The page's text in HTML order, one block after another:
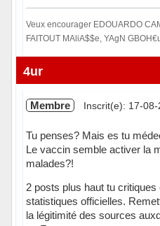
Veux encourager EDOUARDO
FAITOUT MAliA$$e, YAgN
Hors ligne
4ur
Membre Inscrit(e): 17-08-
Tu penses? Mais es tu
Le vaccin semble activer la
malades?!
2 posts plus haut tu
statistiques officielles.
la légitimité des sources